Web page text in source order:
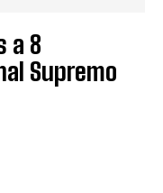
a 8
Supremo